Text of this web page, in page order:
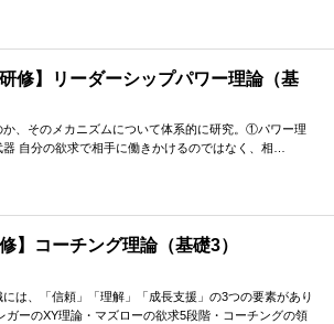
研修】リーダーシップパワー理論（基
か、そのメカニズムについて体系的に研究。①パワー理
自分の欲求で相手に働きかけるのではなく、相…
】コーチング理論（基礎3）
は、「信頼」「理解」「成長支援」の3つの要素があり
ガーのXY理論・マズローの欲求5段階・コーチングの領